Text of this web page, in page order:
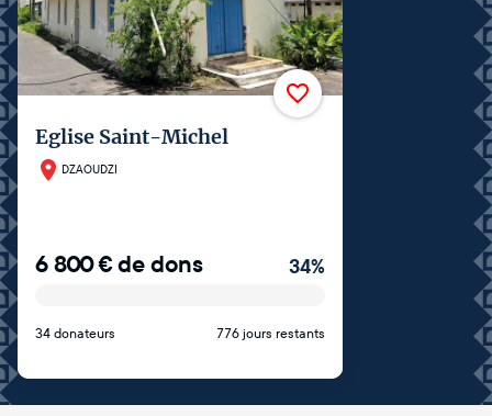
Eglise Saint-Michel
DZAOUDZI
6 800€de dons 34%
34 donateurs 776 jours restants